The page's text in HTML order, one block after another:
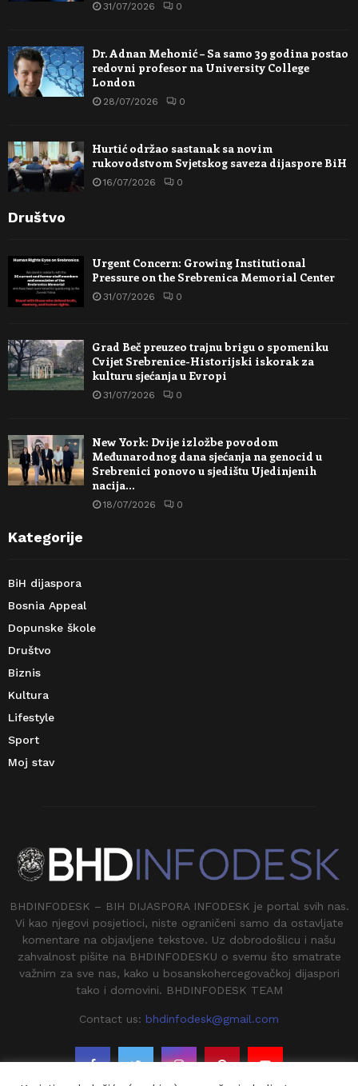
31/07/2026 0
Dr. Adnan Mehonić – Sa samo 39 godina postao
redovni profesor na University College
London
28/07/2026 0
Hurtić održao sastanak sa novim
rukovodstvom Svjetskog saveza dijaspore BiH
16/07/2026 0
Društvo
Urgent Concern: Growing Institutional
Pressure on the Srebrenica Memorial Center
31/07/2026 0
Grad Beč preuzeo trajnu brigu o spomeniku
Cvijet Srebrenice-Historijski iskorak za
kulturu sjećanja u Evropi
31/07/2026 0
New York: Dvije izložbe povodom
Međunarodnog dana sjećanja na genocid u
Srebrenici ponovo u sjedištu Ujedinjenih
nacija…
18/07/2026 0
Kategorije
BiH dijaspora
Bosnia Appeal
Dopunske škole
Društvo
Biznis
Kultura
Lifestyle
Sport
Moj stav
BHDINFODESK – BIH DIJASPORA INFODESK je portal svih nas.
Vi kao njegovi posjetioci, niste ograničeni samo da ostavljate
komentare na objavljene tekstove. Uz dobrodošlicu i našu
zahvalnost pišite na BHDINFODESKU o svemu što smatrate
važnim za sve nas, kako u bosanskohercegovačkoj dijaspori
tako i domovini. BHDINFODESK TEAM
Contact us: bhdinfodesk@gmail.com